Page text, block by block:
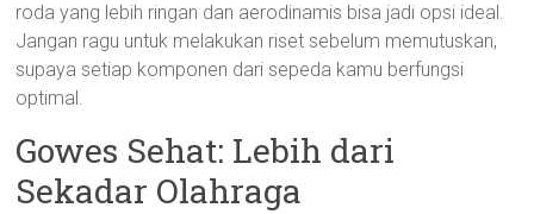
roda yang lebih ringan dan aerodinamis bisa jadi opsi ideal.
Jangan ragu untuk melakukan riset sebelum memutuskan,
supaya setiap komponen dari sepeda kamu berfungsi
optimal.
Gowes Sehat: Lebih dari
Sekadar Olahraga